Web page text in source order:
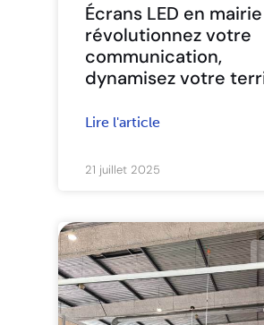
Écrans LED en
révolutionnez votre
communication,
dynamisez votre
Lire l'article
21 juillet 2025